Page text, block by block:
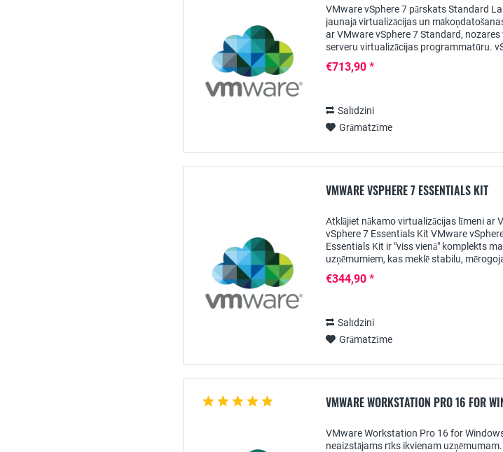
VMware vSphere 7 pārskats Standard
jaunajā virtualizācijas un
ar VMware vSphere 7 Standard, nozares
serveru virtualizācijas programmatūru.
€713,90 *
Salīdzini
Grāmatzīme
VMWARE VSPHERE 7 ESSENTIALS KIT
Atklājiet nākamo virtualizācijas līmeni ar
vSphere 7 Essentials Kit VMware
Essentials Kit ir "viss vienā" komplekts
uzņēmumiem, kas meklē stabilu,
€344,90 *
Salīdzini
Grāmatzīme
VMWARE WORKSTATION PRO 16 FOR
VMware Workstation Pro 16 for
neaizstājams rīks ikvienam